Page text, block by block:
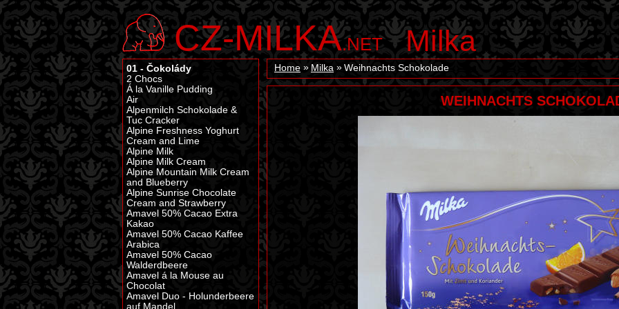
CZ-MILKA.NET Milka
Home Milka Weihnachts Schokolade
WEIHNACHTS
01 - Čokolády
2 Chocs
Á la Vanille Pudding
Air
Alpenmilch Schokolade &
Tuc Cracker
Alpine Freshness Yoghurt
Cream and Lime
Alpine Milk
Alpine Milk Cream
Alpine Mountain Milk Cream
and Blueberry
Alpine Sunrise Chocolate
Cream and Strawberry
Amavel 50% Cacao Extra
Kakao
Amavel 50% Cacao Kaffee
Arabica
Amavel 50% Cacao
Walderdbeere
Amavel á la Mouse au
Chocolat
Amavel Duo - Holunderbeere
auf Mandel